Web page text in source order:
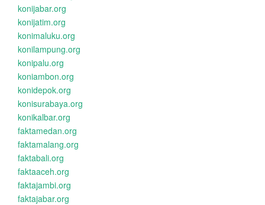
konijabar.org
konijatim.org
konimaluku.org
konilampung.org
konipalu.org
koniambon.org
konidepok.org
konisurabaya.org
konikalbar.org
faktamedan.org
faktamalang.org
faktabali.org
faktaaceh.org
faktajambi.org
faktajabar.org